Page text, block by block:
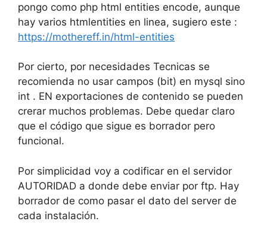
pongo como php html entities encode, aunque
hay varios htmlentities en linea, sugiero este :
https://mothereff.in/html-entities
Por cierto, por necesidades Tecnicas se
recomienda no usar campos (bit) en mysql sino
int . EN exportaciones de contenido se pueden
crerar muchos problemas. Debe quedar claro
que el código que sigue es borrador pero
funcional.
Por simplicidad voy a codificar en el servidor
AUTORIDAD a donde debe enviar por ftp. Hay
borrador de como pasar el dato del server de
cada instalación.